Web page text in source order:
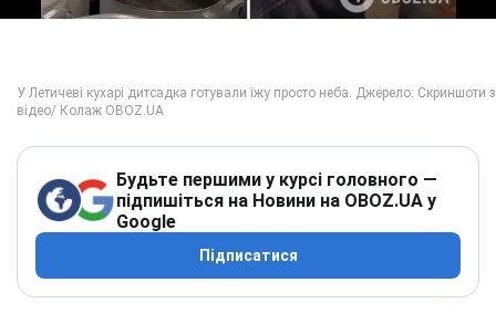
Будьте першими у курсі головного —
підпишіться на Новини на OBOZ.UA у
Google
Підписатися